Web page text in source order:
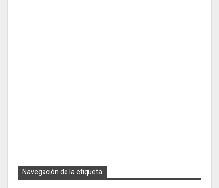
Navegación de la etiqueta